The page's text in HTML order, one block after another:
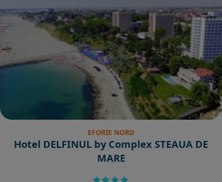
EFORIE NORD
Hotel DELFINUL by Complex STEAUA DE
MARE